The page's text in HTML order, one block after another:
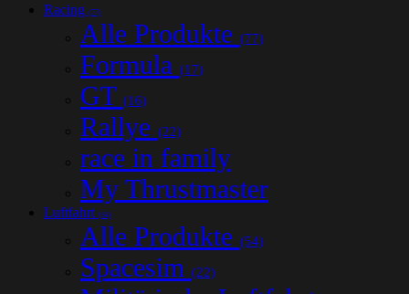
Racing (77)
Alle Produkte (77)
Formula (17)
GT (16)
Rallye (22)
race in family
My Thrustmaster
Luftfahrt (54)
Alle Produkte (54)
Spacesim (22)